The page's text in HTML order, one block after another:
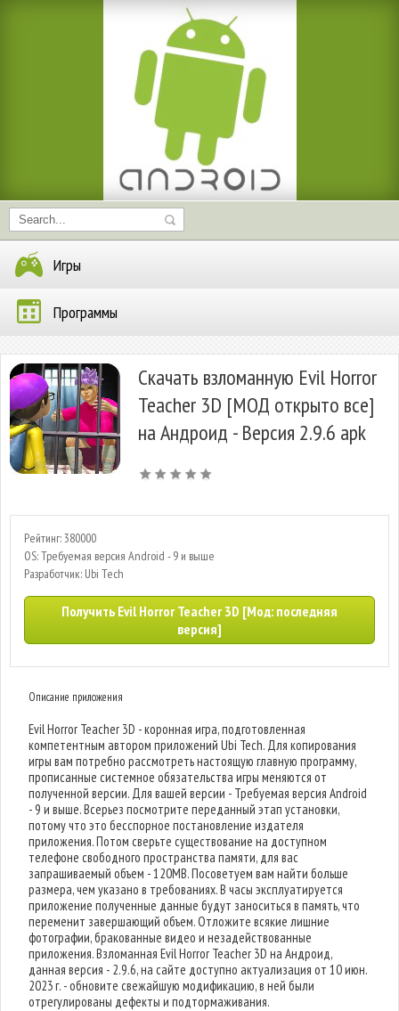
Игры
Программы
Скачать взломанную Evil Horror
Teacher 3D [МОД открыто все]
на Андроид - Версия 2.9.6 apk
Рейтинг: 380000
OS: Требуемая версия Android - 9 и выше
Разработчик: Ubi Tech
Получить Evil Horror Teacher 3D [Мод: последняя
версия]
Описание приложения
Evil Horror Teacher 3D - коронная игра, подготовленная
компетентным автором приложений Ubi Tech. Для копирования
игры вам потребно рассмотреть настоящую главную программу,
прописанные системное обязательства игры меняются от
полученной версии. Для вашей версии - Требуемая версия Android
- 9 и выше. Всерьез посмотрите переданный этап установки,
потому что это бесспорное постановление издателя
приложения. Потом сверьте существование на доступном
телефоне свободного пространства памяти, для вас
запрашиваемый объем - 120MB. Посоветуем вам найти больше
размера, чем указано в требованиях. В часы эксплуатируется
приложение полученные данные будут заноситься в память, что
переменит завершающий объем. Отложите всякие лишние
фотографии, бракованные видео и незадействованные
приложения. Взломанная Evil Horror Teacher 3D на Андроид,
данная версия - 2.9.6, на сайте доступно актуализация от 10 июн.
2023 г. - обновите свежайшую модификацию, в ней были
отрегулированы дефекты и подтормаживания.